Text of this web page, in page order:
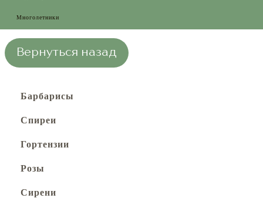
Многолетники
Вернуться назад
Барбарисы
Спиреи
Гортензии
Розы
Сирени